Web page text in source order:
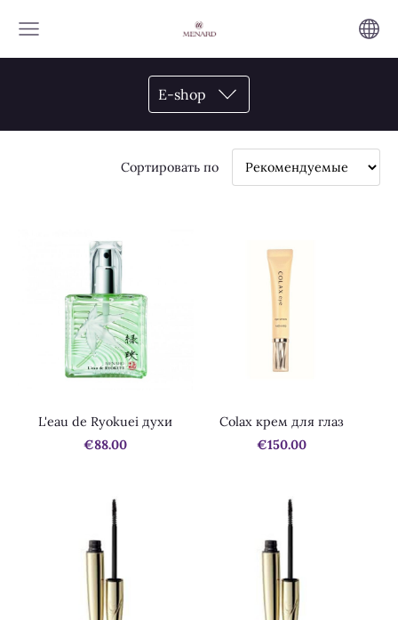
E-shop
Сортировать по
L'eau de Ryokuei духи
€88.00
Colax крем для глаз
€150.00